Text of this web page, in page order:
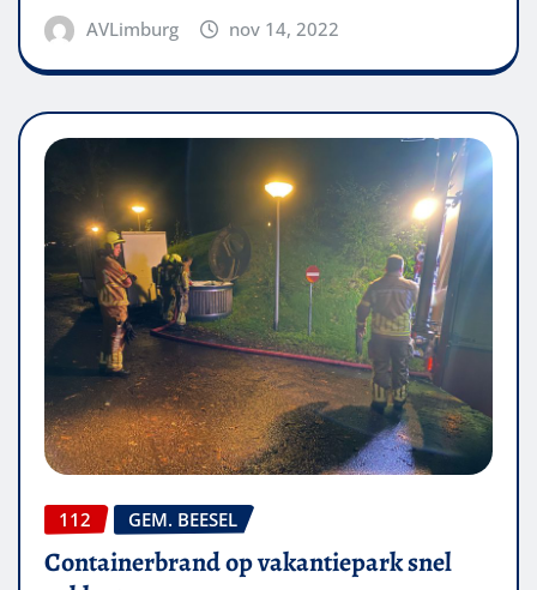
AVLimburg nov 14, 2022
112 GEM. BEESEL
Containerbrand op vakantiepark snel